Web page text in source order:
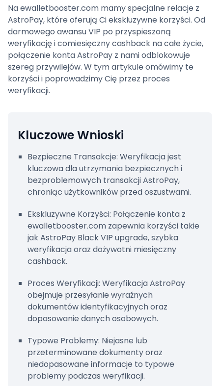
Krok 5: Zakończ weryfikację selfie
Krok 6: Prześlij i czekaj
Krok 7: Ciesz się korzyściami
Typowe problemy podczas procesu
weryfikacji
dotyczące weryfikacji
Dlaczego muszę zweryfikować swoje
konto AstroPay?
Jak mogę rozpocząć proces
weryfikacji?
Ile trwa proces weryfikacji?
Jakie dokumenty są wymagane do
weryfikacji?
weryfikacyjne zostały odrzucone?
Czy muszę zweryfikować moje konto
AstroPay?
Czy mogę korzystać z AstroPay bez
weryfikacji konta?
Czy mogę wypłacać z AstroPay bez
weryfikacji?
Na ewalletbooster.com mamy specjalne relacje z
AstroPay, które oferują Ci ekskluzywne korzyści. Od
darmowego awansu VIP po przyspieszoną
weryfikację i comiesięczny cashback na całe życie,
połączenie konta AstroPay z nami odblokowuje
szereg przywilejów. W tym artykule omówimy te
korzyści i poprowadzimy Cię przez proces
weryfikacji.
Kluczowe Wnioski
Bezpieczne Transakcje: Weryfikacja jest
kluczowa dla utrzymania bezpiecznych i
bezproblemowych transakcji AstroPay,
chroniąc użytkowników przed oszustwami.
Ekskluzywne Korzyści: Połączenie konta z
ewalletbooster.com zapewnia korzyści takie
jak AstroPay Black VIP upgrade, szybka
weryfikacja oraz dożywotni miesięczny
cashback.
Proces Weryfikacji: Weryfikacja AstroPay
obejmuje przesyłanie wyraźnych
dokumentów identyfikacyjnych oraz
dopasowanie danych osobowych.
Typowe Problemy: Niejasne lub
przeterminowane dokumenty oraz
niedopasowane informacje to typowe
problemy podczas weryfikacji.